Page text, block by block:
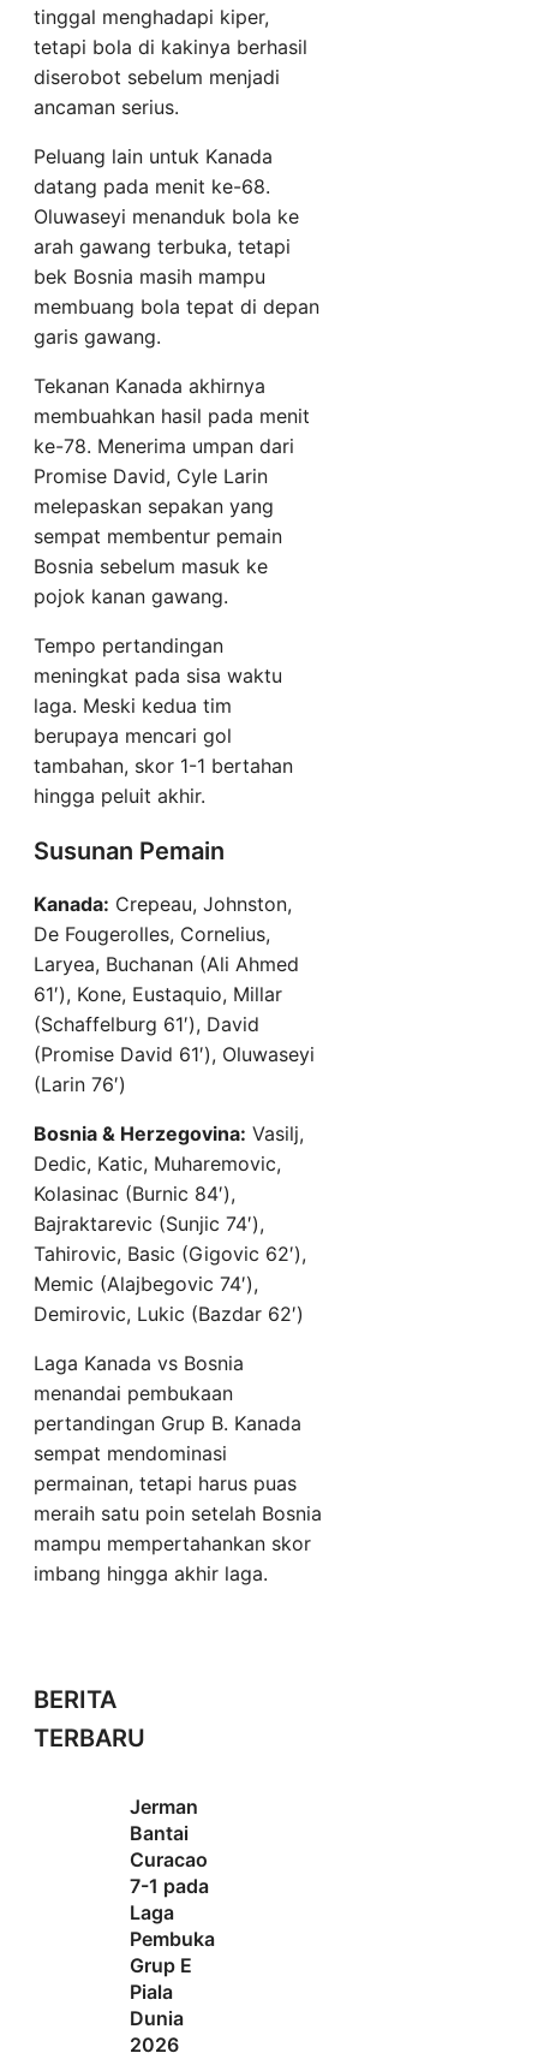
tinggal menghadapi kiper,
tetapi bola di kakinya berhasil
diserobot sebelum menjadi
ancaman serius.
Peluang lain untuk Kanada
datang pada menit ke-68.
Oluwaseyi menanduk bola ke
arah gawang terbuka, tetapi
bek Bosnia masih mampu
membuang bola tepat di depan
garis gawang.
Tekanan Kanada akhirnya
membuahkan hasil pada menit
ke-78. Menerima umpan dari
Promise David, Cyle Larin
melepaskan sepakan yang
sempat membentur pemain
Bosnia sebelum masuk ke
pojok kanan gawang.
Tempo pertandingan
meningkat pada sisa waktu
laga. Meski kedua tim
berupaya mencari gol
tambahan, skor 1-1 bertahan
hingga peluit akhir.
Susunan Pemain
Kanada: Crepeau, Johnston,
De Fougerolles, Cornelius,
Laryea, Buchanan (Ali Ahmed
61′), Kone, Eustaquio, Millar
(Schaffelburg 61′), David
(Promise David 61′), Oluwaseyi
(Larin 76′)
Bosnia & Herzegovina: Vasilj,
Dedic, Katic, Muharemovic,
Kolasinac (Burnic 84′),
Bajraktarevic (Sunjic 74′),
Tahirovic, Basic (Gigovic 62′),
Memic (Alajbegovic 74′),
Demirovic, Lukic (Bazdar 62′)
Laga Kanada vs Bosnia
menandai pembukaan
pertandingan Grup B. Kanada
sempat mendominasi
permainan, tetapi harus puas
meraih satu poin setelah Bosnia
mampu mempertahankan skor
imbang hingga akhir laga.
BERITA
TERBARU
Jerman
Bantai
Curacao
7-1 pada
Laga
Pembuka
Grup E
Piala
Dunia
2026